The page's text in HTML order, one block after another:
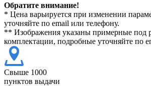
Обратите внимание!
* Цена варьируется при изменении
уточняйте по email или телефону.
** Изображения указаны примерные под
комплектации, подробные уточняйте по
Свыше 1000
пунктов выдачи